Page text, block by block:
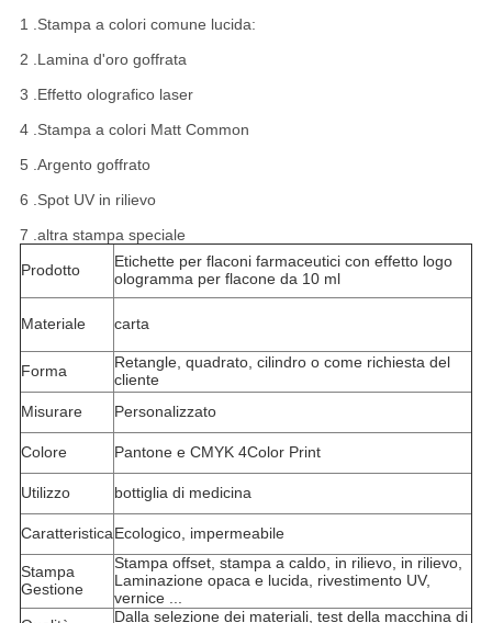
1 .Stampa a colori comune lucida:
2 .Lamina d'oro goffrata
3 .Effetto olografico laser
4 .Stampa a colori Matt Common
5 .Argento goffrato
6 .Spot UV in rilievo
7 .altra stampa speciale
Prodotto
Etichette per flaconi farmaceutici con effetto logo
ologramma per flacone da 10 ml
Materiale carta
Forma
Retangle, quadrato, cilindro o come richiesta del
cliente
Misurare
Personalizzato
Colore Pantone e CMYK 4Color Print
Utilizzo bottiglia di medicina
CaratteristicaEcologico, impermeabile
Stampa
Gestione
Stampa offset, stampa a caldo, in rilievo, in rilievo,
Laminazione opaca e lucida, rivestimento UV,
vernice ...
Dalla selezione dei materiali, test della macchina di